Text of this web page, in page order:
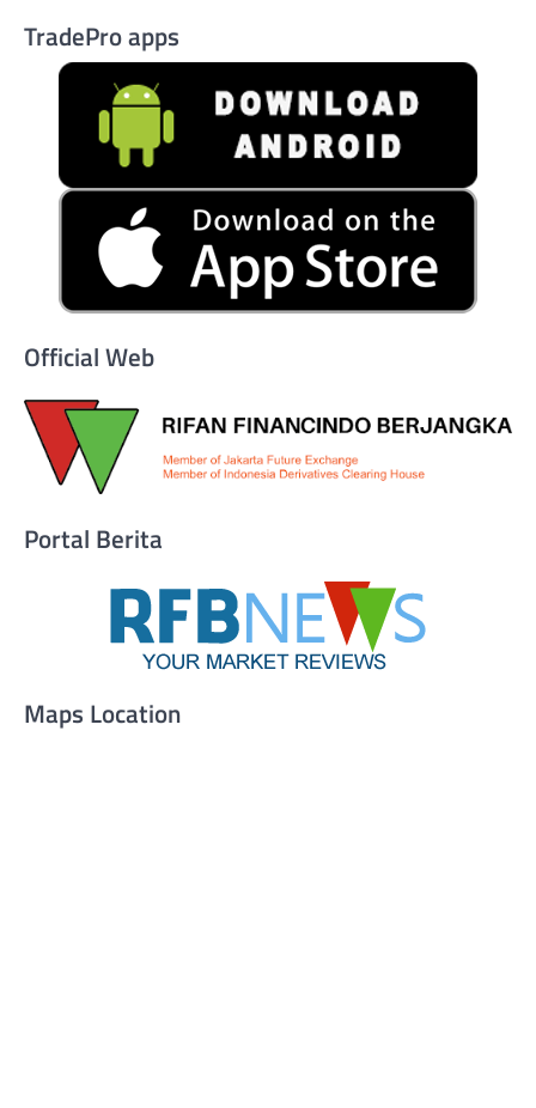
TradePro apps
Official Web
Portal Berita
Maps Location